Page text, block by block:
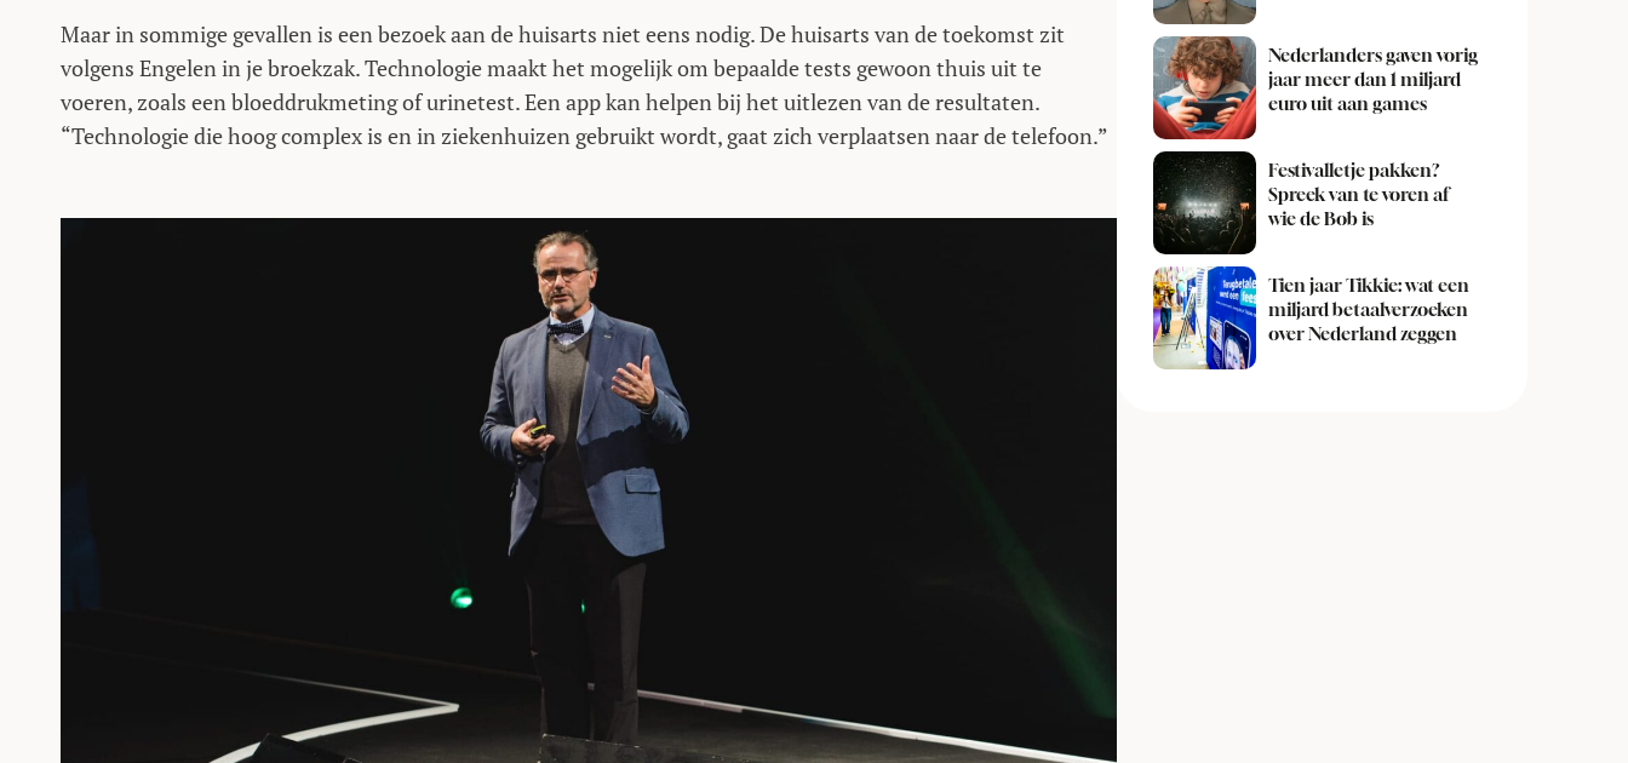
Maar in sommige gevallen is een bezoek aan de huisarts niet eens nodig. De huisarts van de toekomst zit
volgens Engelen in je broekzak. Technologie maakt het mogelijk om bepaalde tests gewoon thuis uit te
voeren, zoals een bloeddrukmeting of urinetest. Een app kan helpen bij het uitlezen van de resultaten.
“Technologie die hoog complex is en in ziekenhuizen gebruikt wordt, gaat zich verplaatsen naar de telefoon.”
Nederlanders gaven vorig
jaar meer dan 1 miljard
euro uit aan games
Festivalletje pakken?
Spreek van te voren af
wie de Bob is
Tien jaar Tikkie: wat een
miljard betaalverzoeken
over Nederland zeggen